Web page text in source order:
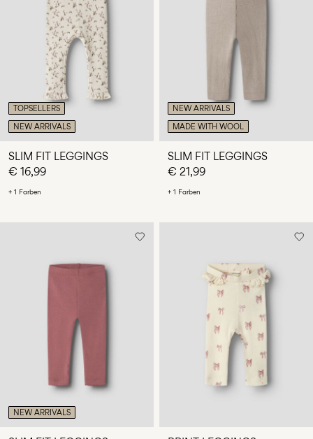
TOPSELLERS
NEW ARRIVALS
SLIM FIT LEGGINGS
€ 16,99
+ 1 Farben
NEW ARRIVALS
MADE WITH WOOL
SLIM FIT LEGGINGS
€ 21,99
+ 1 Farben
NEW ARRIVALS